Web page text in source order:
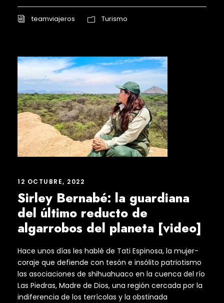
teamviajeros Turismo
12 OCTUBRE, 2022
Sirley Bernabé: la guardiana
del último reducto de
algarrobos del planeta [video]
Hace unos días les hablé de Tati Espinosa, la mujer-
coraje que defiende con tesón e insólito patriotismo
las asociaciones de shihuahuaco en la cuenca del río
Las Piedras, Madre de Dios, una región cercada por la
indiferencia de los terrícolas y la obstinada